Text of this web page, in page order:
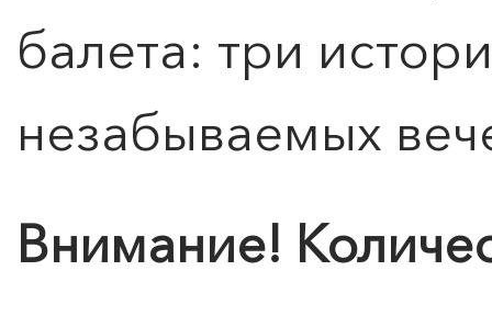
балета: три
незабываемых
Внимание!